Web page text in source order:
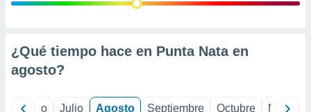
e
mediante
¿Qué tiempo hace en Punta Nata en
agosto?
Junio Julio Agosto Septiembre Octubre